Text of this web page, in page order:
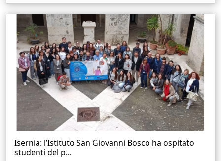
Isernia: l’Istituto San Giovanni Bosco ha ospitato
studenti del p...